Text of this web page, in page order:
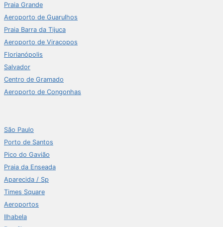
Praia Grande
Aeroporto de Guarulhos
Praia Barra da Tijuca
Aeroporto de Viracopos
Florianópolis
Salvador
Centro de Gramado
Aeroporto de Congonhas
São Paulo
Porto de Santos
Pico do Gavião
Praia da Enseada
Aparecida / Sp
Times Square
Aeroportos
Ilhabela